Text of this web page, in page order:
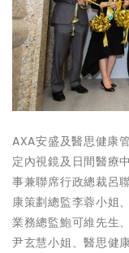
AXA安盛及醫思健康
定內視鏡及日間醫療
事兼聯席行政總裁呂
康策劃總監李蓉小姐
業務總監鮑可維先生
尹玄慧小姐、醫思健